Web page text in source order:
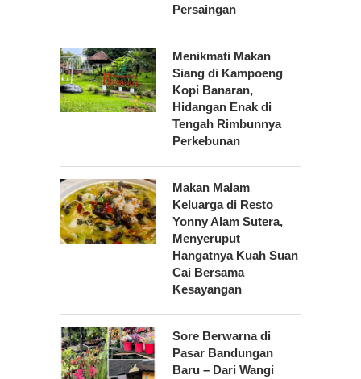
Persaingan
Menikmati Makan
Siang di Kampoeng
Kopi Banaran,
Hidangan Enak di
Tengah Rimbunnya
Perkebunan
Makan Malam
Keluarga di Resto
Yonny Alam Sutera,
Menyeruput
Hangatnya Kuah Suan
Cai Bersama
Kesayangan
Sore Berwarna di
Pasar Bandungan
Baru – Dari Wangi